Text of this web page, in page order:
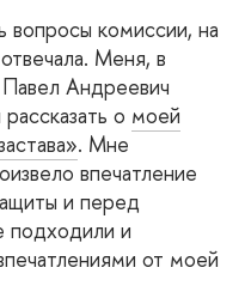
вопросы комиссии, на
Меня, в
Андреевич
о моей
. Мне
впечатление
и перед
подходили и
от моей